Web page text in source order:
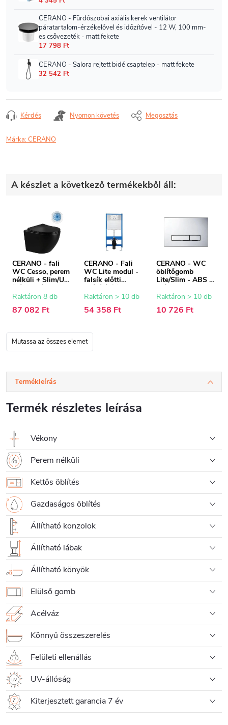
Kérdés Nyomon követés Megosztás
Márka:CERANO
A készlet a következő termékekből áll:
CERANO - fali
WC Cesso, perem
nélküli + Slim/UF
ülőke - fényes
fekete - 49x36 cm
Raktáron 8 db
87 082 Ft
CERANO - Fali
WC Lite modul -
falsík előtti
beépítés/gipszkart
on - 52,5x100 cm
Raktáron > 10 db
54 358 Ft
CERANO - WC
öblítőgomb
Lite/Slim - ABS -
króm
Raktáron > 10 db
10 726 Ft
Mutassa az összes elemet
Termékleírás
Termék részletes leírása
Vékony
Perem nélküli
Kettős öblítés
Gazdaságos öblítés
Állítható konzolok
Állítható lábak
Állítható könyök
Elülső gomb
Acélváz
Könnyű összeszerelés
Felületi ellenállás
UV-állóság
Kiterjesztett garancia 7 év